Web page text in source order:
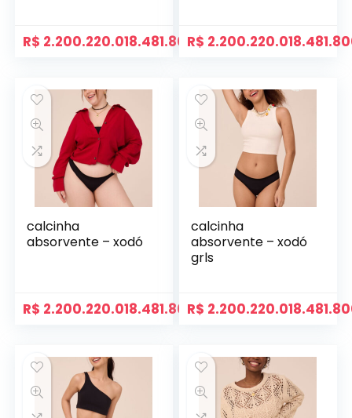
R$ 2.200.220.018.481.800,00
R$
calcinha
absorvente – xodó
R$ 2.200.220.018.481.800,00
calcinha
absorvente – xodó
grls
R$